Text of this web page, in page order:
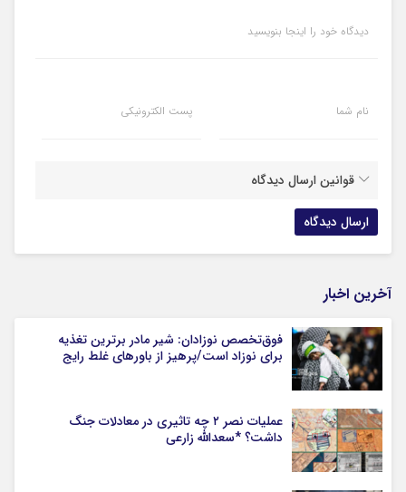
دیدگاه خود را اینجا بنویسید
نام شما پست الکترونیکی
قوانین ارسال دیدگاه
آخرین اخبار
فوق‌تخصص نوزادان: شیر مادر برترین تغذیه
برای نوزاد است/پرهیز از باورهای غلط رایج
عملیات نصر ۲ چه تاثیری در معادلات جنگ
داشت؟ *سعدالله زارعی